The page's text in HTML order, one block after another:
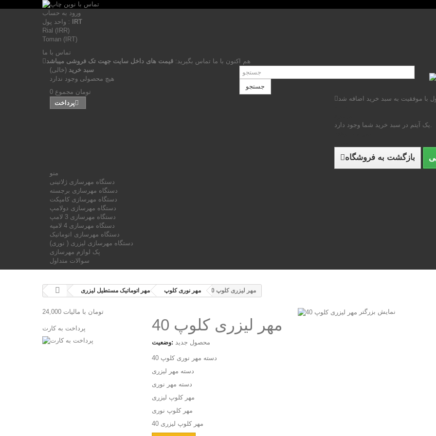
ورود به حساب
واحد پول :
IRT
Rial (IRR)
Toman (IRT)
تماس با ما
هم اکنون با ما تماس بگیرید: قیمت های داخل سایت جهت تک فروشی میباشد
جستجو
سبد خرید (خالی)
هیچ محصولی وجود ندارد
0 تومان مجموع
پرداخت
با موفقیت به سبد خرید اضافه شد
یک آیتم در سبد خرید شما وجود دارد.
بازگشت به فروشگاه
منو
دستگاه مهرسازی ژلاتینی
دستگاه مهرسازی برجسته
دستگاه مهرسازی کامپکت
دستگاه مهرسازی دولامپ
دستگاه مهرسازی 3 لامپ
دستگاه مهرسازی 4 لامپه
دستگاه مهرسازی اتوماتیک
دستگاه مهرسازی لیزری ( نوری)
پک لوازم مهرسازی
سوالات متداول
مهر اتوماتیک مستطیل لیزری مهر نوری کلوپ مهر لیزری کلوپ 40
نمایش بزرگتر
مهر لیزری کلوپ 40
وضعیت: محصول جدید
دسته مهر نوری کلوپ 40
دسته مهر لیزری
دسته مهر نوری
مهر کلوپ لیزری
مهر کلوپ نوری
مهر کلوپ لیزری 40
24,000 تومان با ماليات
پرداخت به کارت